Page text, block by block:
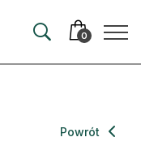
0
Powrót